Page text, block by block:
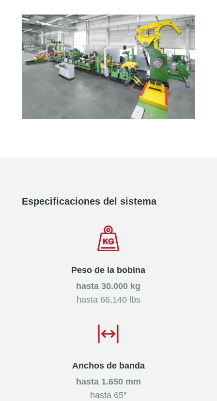
Especificaciones del sistema
Peso de la bobina
hasta 30.000 kg
hasta 66,140 lbs
Anchos de banda
hasta 1.650 mm
hasta 65″